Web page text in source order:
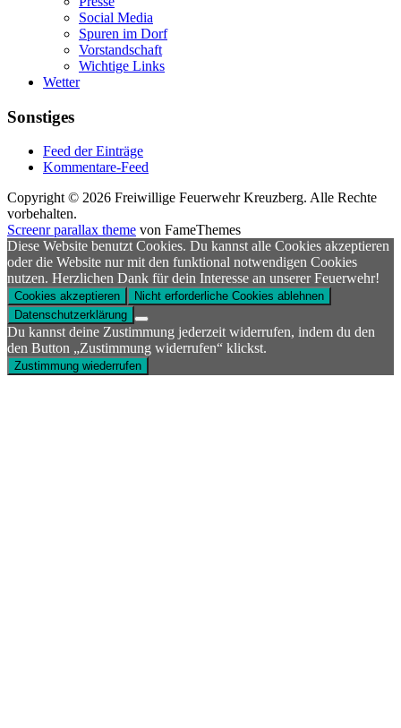
Social Media
Spuren im Dorf
Vorstandschaft
Wichtige Links
Wetter
Sonstiges
Feed der Einträge
Kommentare-Feed
Copyright © 2026 Freiwillige Feuerwehr Kreuzberg. Alle Rechte
vorbehalten.
Screenr parallax theme von FameThemes
Diese Website benutzt Cookies. Du kannst alle Cookies akzeptieren
oder die Website nur mit den funktional notwendigen Cookies
nutzen. Herzlichen Dank für dein Interesse an unserer Feuerwehr!
Cookies akzeptieren
Nicht erforderliche Cookies ablehnen
Datenschutzerklärung
Du kannst deine Zustimmung jederzeit widerrufen, indem du den
den Button „Zustimmung widerrufen“ klickst.
Zustimmung wiederrufen